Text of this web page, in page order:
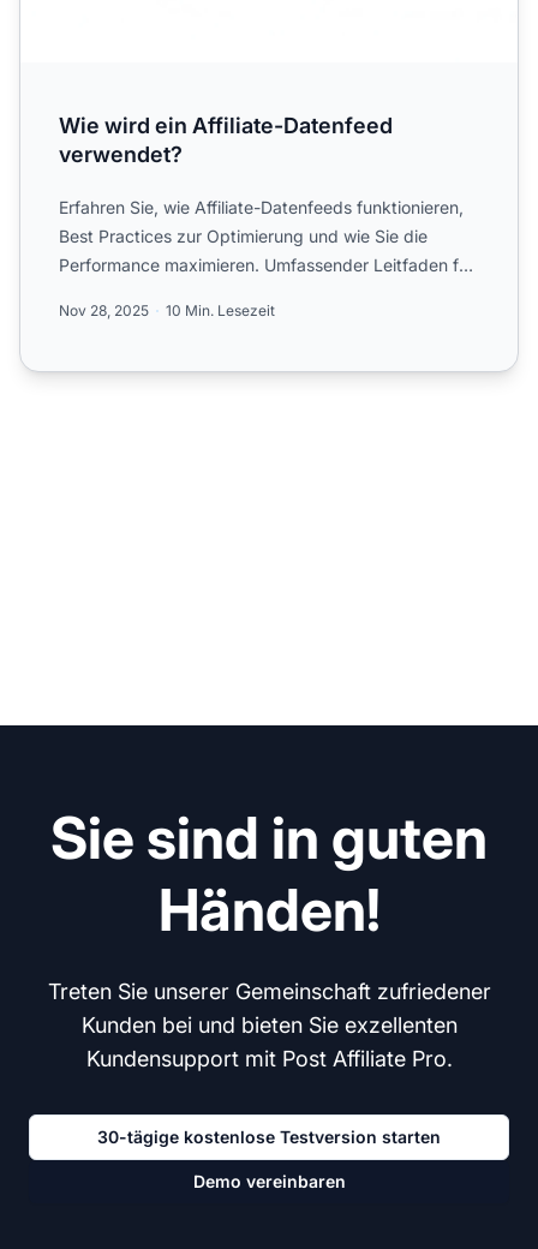
Wie wird ein Affiliate-Datenfeed
verwendet?
Erfahren Sie, wie Affiliate-Datenfeeds funktionieren,
Best Practices zur Optimierung und wie Sie die
Performance maximieren. Umfassender Leitfaden für
Nov 28, 2025 10 Min. Lesezeit
Sie sind in guten
Händen!
Treten Sie unserer Gemeinschaft zufriedener
Kunden bei und bieten Sie exzellenten
Kundensupport mit Post Affiliate Pro.
30-tägige kostenlose Testversion starten
Demo vereinbaren